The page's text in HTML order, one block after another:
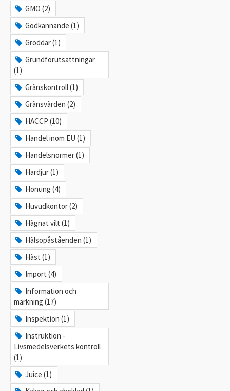
GMO (2)
Godkännande (1)
Groddar (1)
Grundförutsättningar
(1)
Gränskontroll (1)
Gränsvärden (2)
HACCP (10)
Handel inom EU (1)
Handelsnormer (1)
Hardjur (1)
Honung (4)
Huvudkontor (2)
Hägnat vilt (1)
Hälsopåståenden (1)
Häst (1)
Import (4)
Information och
märkning (17)
Inspektion (1)
Instruktion -
Livsmedelsverkets kontroll
(1)
Juice (1)